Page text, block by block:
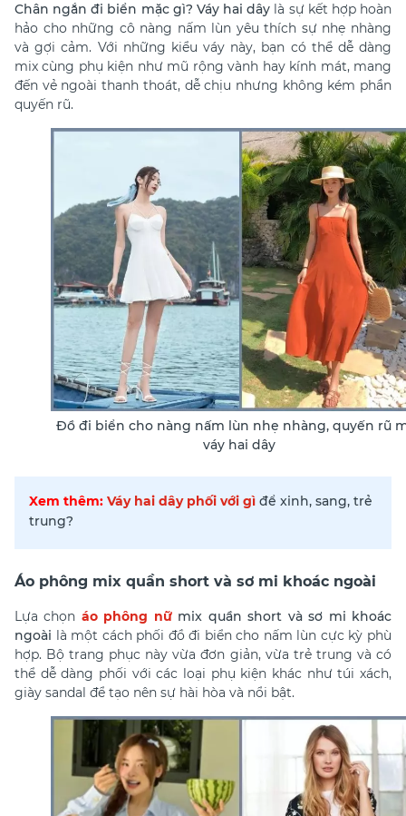
Chân ngắn đi biển mặc gì? Váy hai dây là sự kết hợp hoàn
hảo cho những cô nàng nấm lùn yêu thích sự nhẹ nhàng
và gợi cảm. Với những kiểu váy này, bạn có thể dễ dàng
mix cùng phụ kiện như mũ rộng vành hay kính mát, mang
đến vẻ ngoài thanh thoát, dễ chịu nhưng không kém phần
quyến rũ.
Đồ đi biển cho nàng nấm lùn nhẹ nhàng, quyến rũ
váy hai dây
Xem thêm: Váy hai dây phối với gì để xinh, sang, trẻ
trung?
Áo phông mix quần short và sơ mi khoác ngoài
Lựa chọn áo phông nữmix quần short và sơ mi khoác
ngoài là một cách phối đồ đi biển cho nấm lùn cực kỳ phù
hợp. Bộ trang phục này vừa đơn giản, vừa trẻ trung và có
thể dễ dàng phối với các loại phụ kiện khác như túi xách,
giày sandal để tạo nên sự hài hòa và nổi bật.